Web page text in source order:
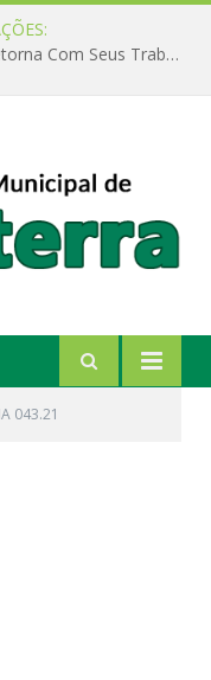
Câmara de Vereadores de Belterra Retorna Com Seus Trabalhos Legislativos
043.21